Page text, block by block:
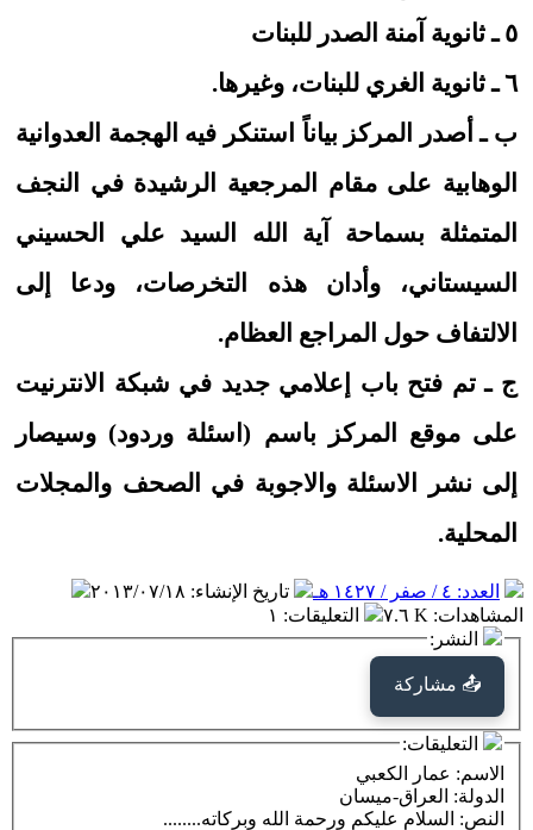
٥ ـ ثانوية آمنة الصدر للبنات
٦ ـ ثانوية الغري للبنات، وغيرها.
ب ـ أصدر المركز بياناً استنكر فيه الهجمة العدوانية
الوهابية على مقام المرجعية الرشيدة في النجف
المتمثلة بسماحة آية الله السيد علي الحسيني
السيستاني، وأدان هذه التخرصات، ودعا إلى
الالتفاف حول المراجع العظام.
ج ـ تم فتح باب إعلامي جديد في شبكة الانترنيت
على موقع المركز باسم (اسئلة وردود) وسيصار
إلى نشر الاسئلة والاجوبة في الصحف والمجلات
المحلية.
العدد: ٤ / صفر / ١٤٢٧ هـ تاريخ الإنشاء: ٢٠١٣/٠٧/١٨
المشاهدات: ٧.٦ K التعليقات: ١
النشر:
📤 مشاركة
التعليقات:
الاسم: عمار الكعبي
الدولة: العراق-ميسان
النص: السلام عليكم ورحمة الله وبركاته........